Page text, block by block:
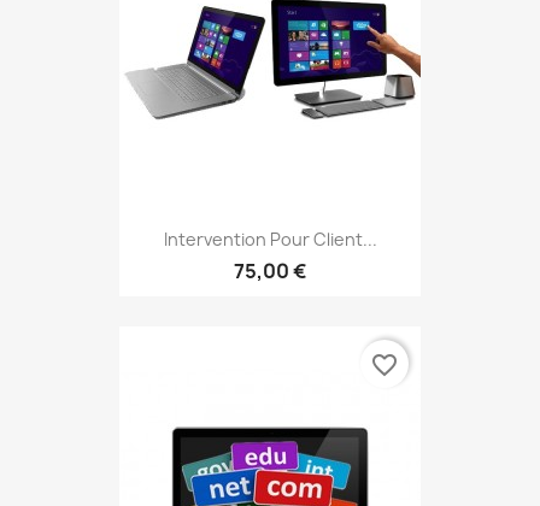
Intervention Pour Client...
75,00 €
favorite_border